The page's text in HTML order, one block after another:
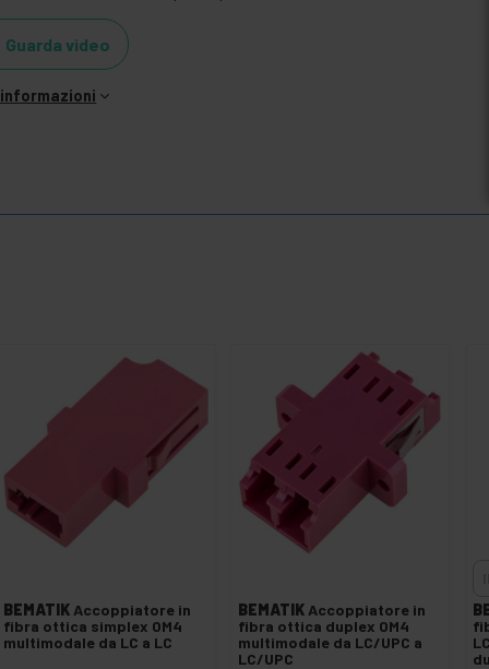
Guarda video
BEMATIK Accoppiatore in
fibra ottica simplex OM4
multimodale da LC a LC
BEMATIK Accoppiatore in
fibra ottica duplex OM4
multimodale da LC/UPC a
LC/UPC